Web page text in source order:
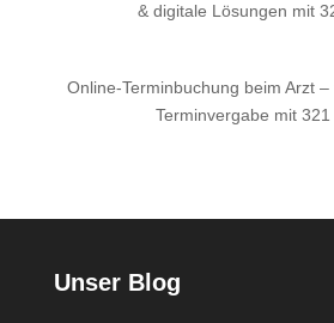
& digitale Lösungen mit
Online-Terminbuchung beim Arzt
Terminvergabe mit 321
Unser Blog